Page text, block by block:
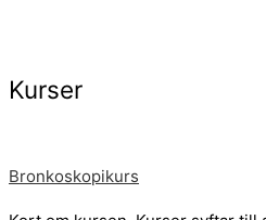
Kurser
Bronkoskopikurs